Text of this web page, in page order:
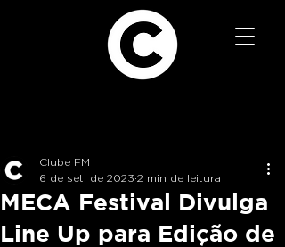
MECA Festival Divulga
Line Up para Edição de
Clube FM
6 de set. de 2023 2 min de leitura